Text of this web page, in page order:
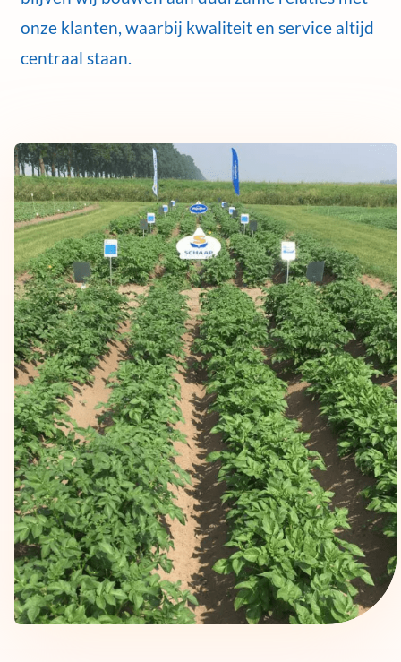
onze klanten, waarbij kwaliteit en service altijd
centraal staan.